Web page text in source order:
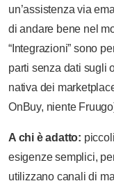
un’assistenza via
di andare bene nel
“Integrazioni” sono
parti senza dati sugli
nativa dei
OnBuy, niente
A chi è adatto:
esigenze semplici,
utilizzano canali di